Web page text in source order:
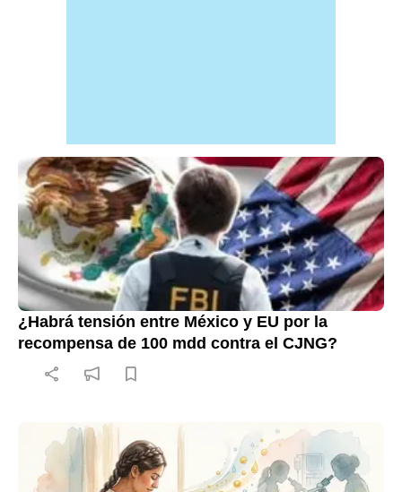
¿Habrá tensión entre México y EU por la
recompensa de 100 mdd contra el CJNG?